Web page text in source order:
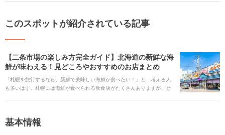
このスポットが紹介されている記事
【二条市場の楽しみ方完全ガイド】北海道の新鮮な海
鮮が味わえる！見どころやおすすめのお店まとめ
「札幌を旅行するなら、新鮮で美味しい海鮮が食べたい！」と、考える人
も多いはず。札幌には海鮮が食べられる飲食店がたくさんありますが、せ
しみ方を解説します。おすすめの飲食店も紹介しますので、ぜひ朝食やラ
基本情報